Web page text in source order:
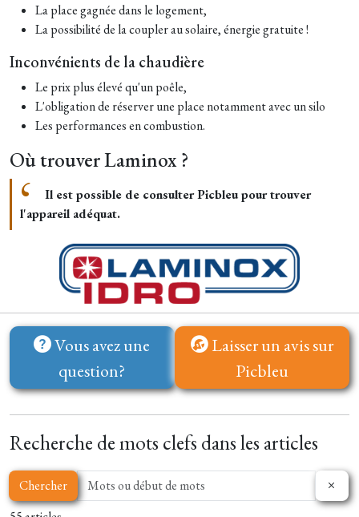
La place gagnée dans le logement,
La possibilité de la coupler au solaire, énergie gratuite !
Inconvénients de la chaudière
Le prix plus élevé qu'un poêle,
L'obligation de réserver une place notamment avec un silo
Les performances en combustion.
Où trouver Laminox ?
Il est possible de consulter Picbleupour trouver
l'appareil adéquat.
Vous avez une
question?
Laisser un avis sur
Picbleu
Recherche de mots clefs dans les articles
Chercher